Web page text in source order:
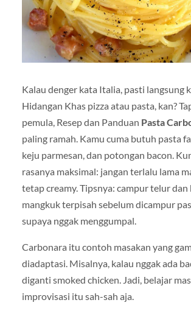
Kalau denger kata Italia, pasti langsung
Hidangan Khas pizza atau pasta, kan?
pemula, Resep dan Panduan Pasta
paling ramah. Kamu cuma butuh pasta
keju parmesan, dan potongan bacon.
rasanya maksimal: jangan terlalu lama
tetap creamy. Tipsnya: campur telur dan
mangkuk terpisah sebelum dicampur
supaya nggak menggumpal.
Carbonara itu contoh masakan yang
diadaptasi. Misalnya, kalau nggak ada
diganti smoked chicken. Jadi, belajar
improvisasi itu sah-sah aja.